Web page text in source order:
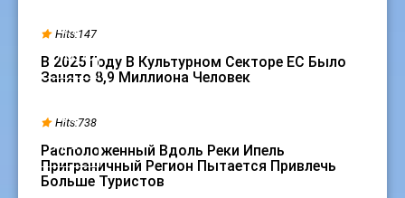
Hits:147
В 2025 Году В Культурном Секторе ЕС Было
Занято 8,9 Миллиона Человек
21
ИЮЛЬ
Hits:738
Расположенный Вдоль Реки Ипель
Приграничный Регион Пытается Привлечь
Больше Туристов
09
АПР